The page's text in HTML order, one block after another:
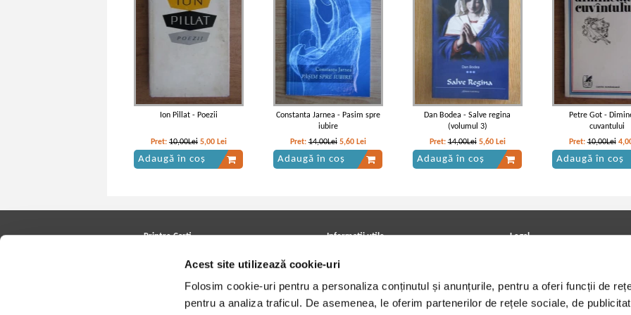
Acest site utilizează cookie-uri
Folosim cookie-uri pentru a personaliza conținutul și anunțurile, pentru a oferi funcții de
pentru a analiza traficul. De asemenea, le oferim partenerilor de rețele sociale, de
Ion Pillat - Poezii
Pret: 10,00Lei 5,00 Lei
Adaugă în coș
Constanta Jarnea - Pasim spre
iubire
Pret:14,00Lei 5,60 Lei
Adaugă în coș
Dan Bodea - Salve regina
(volumul 3)
Pret:14,00Lei 5,60 Lei
Adaugă în coș
Petre Got -
cuvantului
Pret:10,00Lei
Adaugă în coș
Printre Carti Informatii utile
Achizitii viniluri, casete, CD/DVD
Cum cumpar?
Politica de livrare
Legal
Termeni si conditii
Utilizare cookie-uri